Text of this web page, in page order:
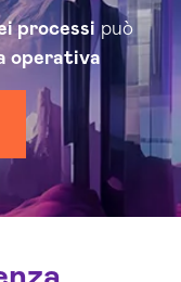
processi può
operativa